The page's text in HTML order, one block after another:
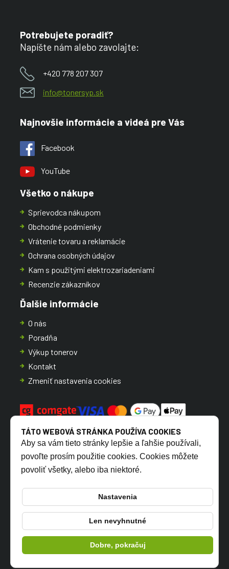
Potrebujete poradiť?
Napíšte nám alebo zavolajte:
+420 778 207 307
info@tonersyp.sk
Najnovšie informácie a videá pre Vás
Facebook
YouTube
Všetko o nákupe
Sprievodca nákupom
Obchodné podmienky
Vrátenie tovaru a reklamácie
Ochrana osobných údajov
Kam s použitými elektrozariadeniami
Recenzie zákazníkov
Ďalšie informácie
O nás
Poradňa
Výkup tonerov
Kontakt
Zmeniť nastavenia cookies
CZ SK
© 2026 TONERSYP s.r.o.
TÁTO WEBOVÁ STRÁNKA POUŽÍVA COOKIES
Aby sa vám tieto stránky lepšie a ľahšie používali,
povoľte prosím použitie cookies. Cookies môžete
povoliť všetky, alebo iba niektoré.
Nastavenia
Len nevyhnutné
Dobre, pokračuj